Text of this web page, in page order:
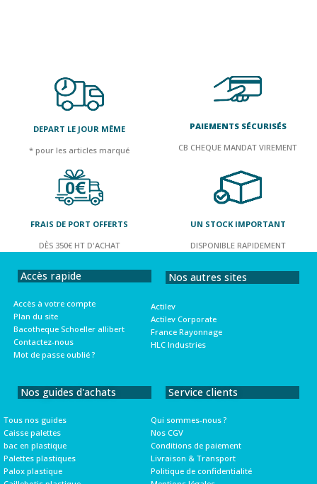
DEPART LE JOUR MÊME
* pour les articles marqué
PAIEMENTS SÉCURISÉS
CB CHEQUE MANDAT VIREMENT
FRAIS DE PORT OFFERTS
DÈS 350€ HT D'ACHAT
UN STOCK IMPORTANT
DISPONIBLE RAPIDEMENT
Accès rapide
Accès à votre compte
Plan du site
Bacotheque Schoeller allibert
Contactez-nous
Mot de passe oublié ?
Nos autres sites
Actilev
Actilev Corporate
France Rayonnage
HLC Industries
Nos guides d'achats
Tous nos guides
Caisse palettes
bac en plastique
Palettes plastiques
Palox plastique
Service clients
Qui sommes-nous ?
Nos CGV
Conditions de paiement
Livraison & Transport
Politique de confidentialité